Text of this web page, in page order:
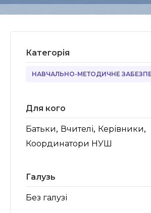
Категорія
НАВЧАЛЬНО-МЕТОДИЧНЕ
Для кого
Батьки, Вчителі, Керівники,
Координатори НУШ
Галузь
Без галузі